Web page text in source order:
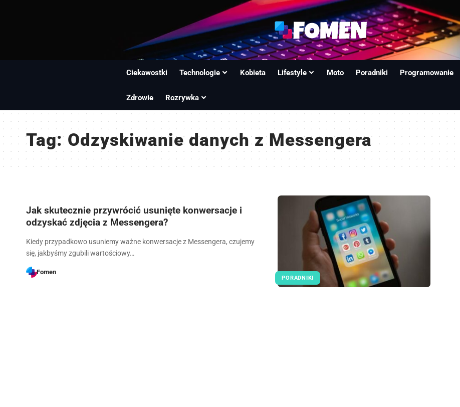
Ciekawostki Technologie Kobieta Lifestyle Moto Poradniki Programowanie
Zdrowie Rozrywka
Tag:Odzyskiwanie danych z Messengera
PORADNIKI
Jak skutecznie przywrócić usunięte konwersacje i
odzyskać zdjęcia z Messengera?
Kiedy przypadkowo usuniemy ważne konwersacje z Messengera, czujemy
się, jakbyśmy zgubili wartościowy…
Fomen